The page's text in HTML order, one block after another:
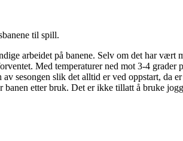
til spill.
arbeidet på banene. Selv om det har vært
Med temperaturer ned mot 3-4 grader
sesongen slik det alltid er ved oppstart, da
etter bruk. Det er ikke tillatt å bruke